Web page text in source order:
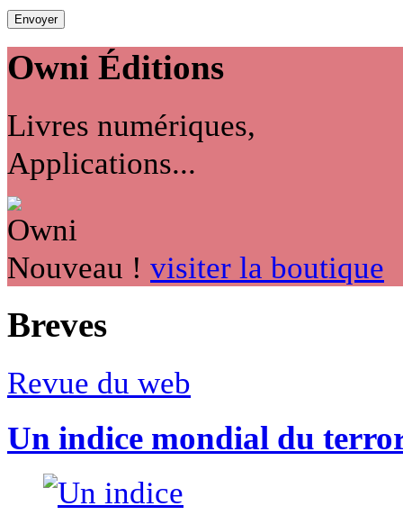
Owni Éditions
Livres numériques,
Applications...
Nouveau ! visiter la boutique
Breves
Revue du web
Un indice mondial du